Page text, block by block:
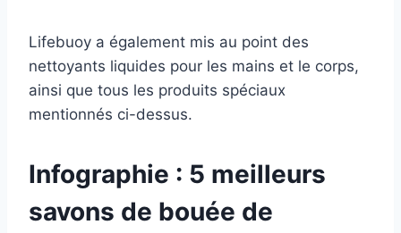
Lifebuoy a également mis au point des
nettoyants liquides pour les mains et le corps,
ainsi que tous les produits spéciaux
mentionnés ci-dessus.
Infographie : 5 meilleurs
savons de bouée de